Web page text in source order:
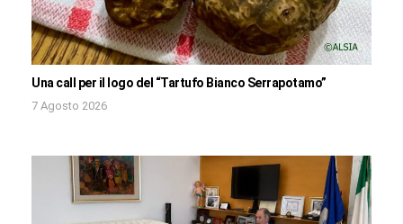
Una call per il logo del “Tartufo Bianco Serrapotamo”
7 Agosto 2026